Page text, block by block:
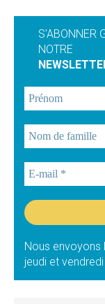
S'ABONNER
NOTRE
Nous envoyons
jeudi et vendredi